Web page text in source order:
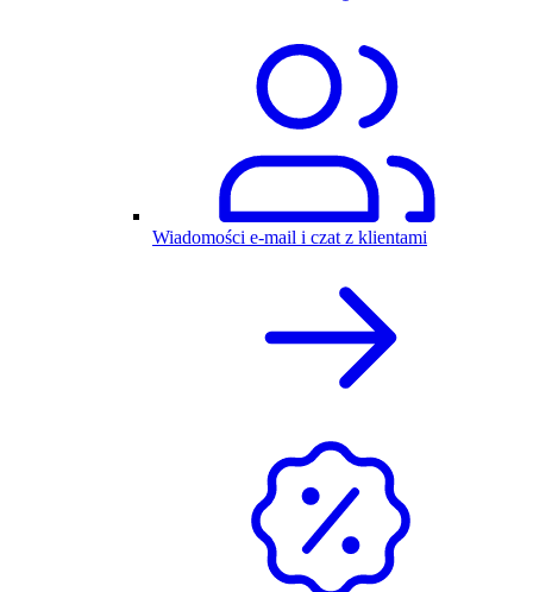
Wiadomości e-mail i czat z klientami